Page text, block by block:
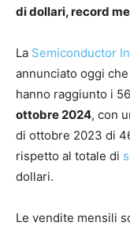
di dollari, record
La Semiconductor
annunciato oggi
hanno raggiunto i
ottobre 2024, con
di ottobre 2023 di
rispetto al totale di
dollari.
Le vendite mensili